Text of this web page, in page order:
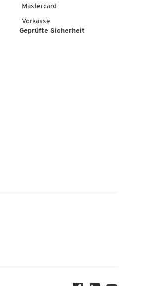
Mastercard
Vorkasse
Geprüfte Sicherheit